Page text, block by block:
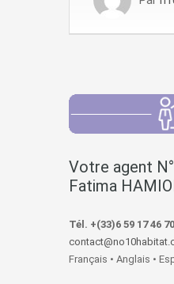
Votre agent
Fatima
Tél. +(33)6 59 17 46 70
Français • Anglais •